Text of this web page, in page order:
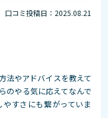
口コミ投稿日：2025.08.21
法やアドバイスを教えて
のやる気に応えてなんで
すさにも繋がっていま